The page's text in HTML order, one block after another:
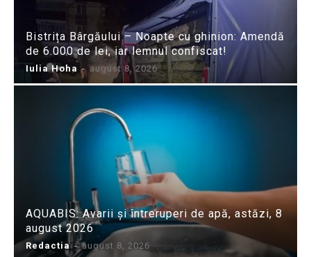
Bistrița Bârgăului – Noapte cu ghinion: Amendă
de 6.000 de lei, iar lemnul confiscat!
Iulia Hoha - august 8, 2026
AQUABIS: Avarii și întreruperi de apă, astăzi, 8
august 2026
Redactia - august 8, 2026